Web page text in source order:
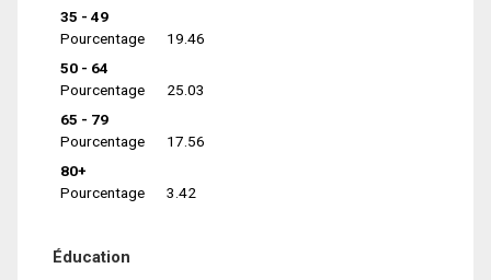
35 - 49
Pourcentage
19.46
50 - 64
Pourcentage
25.03
65 - 79
Pourcentage
17.56
80+
Pourcentage
3.42
Éducation